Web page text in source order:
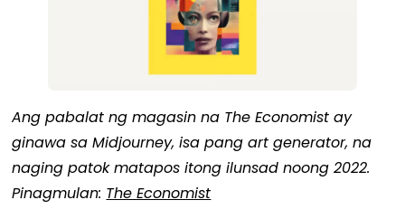
Ang pabalat ng magasin na The Economist ay
ginawa sa Midjourney, isa pang art generator, na
naging patok matapos itong ilunsad noong 2022.
Pinagmulan: The Economist